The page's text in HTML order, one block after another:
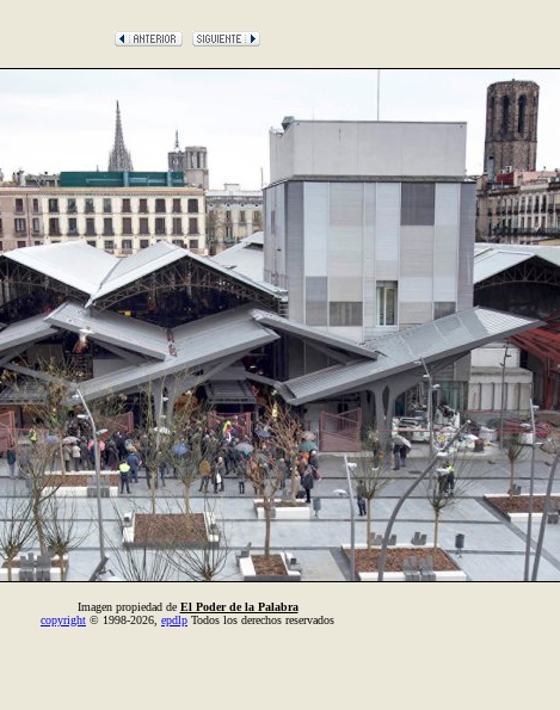
Imagen propiedad de El Poder de la Palabra
copyright © 1998-2026, epdlp Todos los derechos reservados